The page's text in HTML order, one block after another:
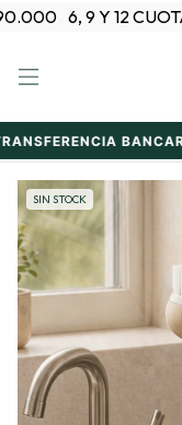
6, 9 Y 12
BANCARIA
SIN STOCK